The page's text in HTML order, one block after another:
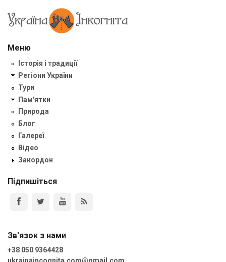
Меню
Історія і традиції
Регіони України
Тури
Пам'ятки
Природа
Блог
Галереї
Відео
Закордон
Підпишіться
Зв'язок з нами
+38 050 9364428